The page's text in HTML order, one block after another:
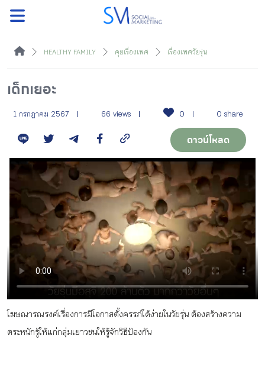
ค้นหา
หน้าแรกแคมเปญ
บทความแนะนำ
บทความแคมเปญ
สื่อของแคมเปญ
กิจกรรม
หัวข้อที่เราแนะนำ
HEALTHY FAMILY คุยเรื่องเพศ เรื่องเพศวัยรุ่น
เด็กเยอะ
1 กรกฎาคม 2567 66 views 0 0 share
ดาวน์โหลด
โฆษณารณรงค์เรื่องการมีโอกาสตั้งครรภ์ได้ง่ายในวัยรุ่น ต้องสร้างความ
ตระหนักรู้ให้แก่กลุ่มเยาวชนให้รู้จักวิธีป้องกัน